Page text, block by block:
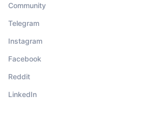
Community
Telegram
Instagram
Facebook
Reddit
LinkedIn